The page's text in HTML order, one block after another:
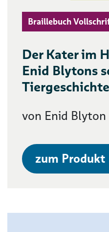
Braillebuch
Der Kater im
Enid Blytons
von Enid Blyton
zum Produkt